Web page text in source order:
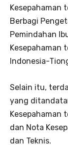
Kesepahaman
Berbagi
Pemindahan
Kesepahaman
Indonesia-
Selain itu,
yang
Kesepahaman
dan Nota
dan Teknis.